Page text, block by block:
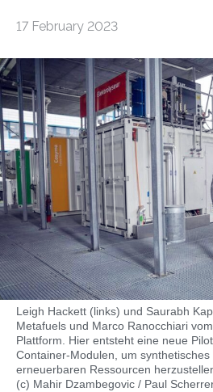
17 February 2023
Leigh Hackett (links) und Saurabh
Metafuels und Marco Ranocchiari
Plattform. Hier entsteht eine neue
Container-Modulen, um synthetisches
erneuerbaren Ressourcen
(c) Mahir Dzambegovic / Paul